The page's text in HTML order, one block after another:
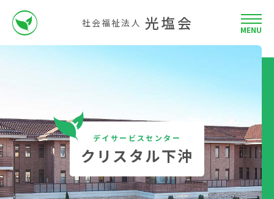
社会福祉法人 光塩会 MENU
デイサービスセンター
クリスタル下沖